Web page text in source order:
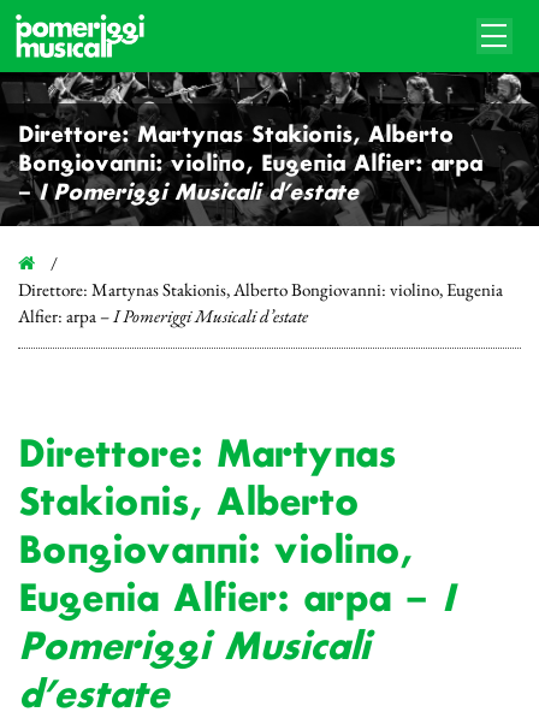
Direttore: Martynas Stakionis, Alberto
Bongiovanni: violino, Eugenia Alfier: arpa
–I Pomeriggi Musicali d’estate
Direttore: Martynas Stakionis, Alberto Bongiovanni: violino, Eugenia
Alfier: arpa –I Pomeriggi Musicali d’estate
Direttore: Martynas
Stakionis, Alberto
Bongiovanni: violino,
Eugenia Alfier: arpa – I
Pomeriggi Musicali
d’estate